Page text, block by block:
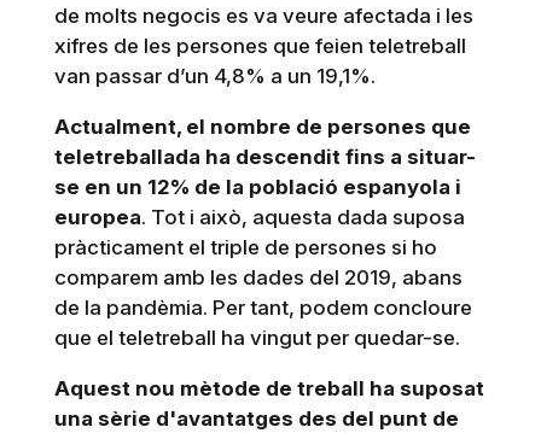
de molts negocis es va veure afectada i les
xifres de les persones que feien teletreball
van passar d’un 4,8% a un 19,1%.
Actualment, el nombre de persones que
teletreballada ha descendit fins a situar-
se en un 12% de la població espanyola i
europea. Tot i això, aquesta dada suposa
pràcticament el triple de persones si ho
comparem amb les dades del 2019, abans
de la pandèmia. Per tant, podem concloure
que el teletreball ha vingut per quedar-se.
Aquest nou mètode de treball ha suposat
una sèrie d'avantatges des del punt de